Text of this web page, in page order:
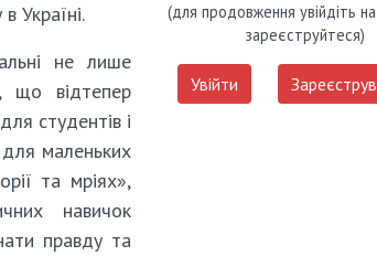
Україні.
не лише
що відтепер
студентів і
для маленьких
та мріях»,
навичок
правду та
(для продовження увійдіть
зареєструйтеся)
Увійти